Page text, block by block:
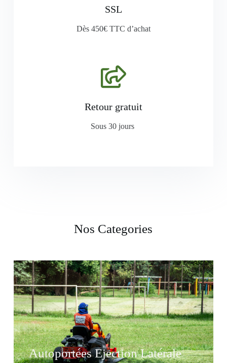
SSL
Dès 450€ TTC d’achat
Retour gratuit
Sous 30 jours
Nos Categories
Autoportées Ejection Latérale